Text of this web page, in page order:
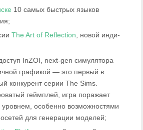
10 самых быстрых языков
The Art of Reflection , новой инди-
InZOI, next-gen симулятора
графикой — это первый в
конкурент серии The Sims.
геймплей, игра поражает
уровнем, особенно возможностями
для генерации моделей;